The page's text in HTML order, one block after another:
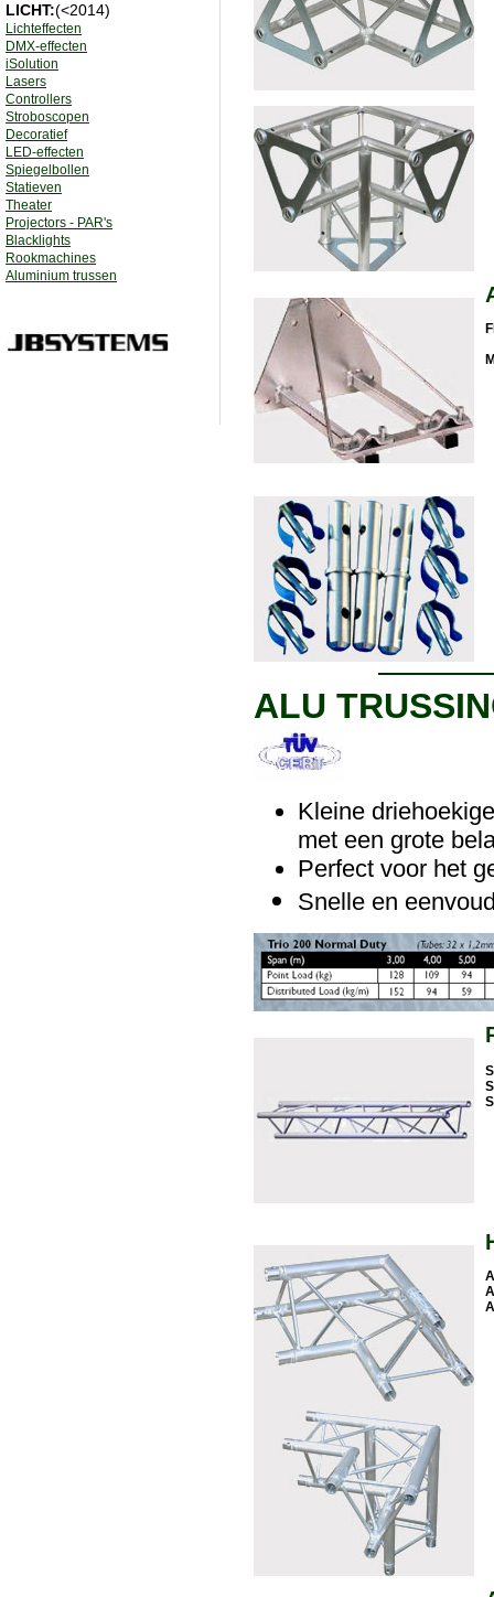
LICHT:(<2014)
Lichteffecten
DMX-effecten
iSolution
Lasers
Controllers
Stroboscopen
Decoratief
LED-effecten
Spiegelbollen
Statieven
Theater
Projectors - PAR's
Blacklights
Rookmachines
Aluminium trussen
ALU
Kleine
met een grote
Perfect voor het
Snelle en